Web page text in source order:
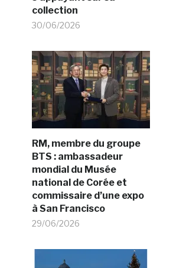
collection
30/06/2026
RM, membre du groupe
BTS : ambassadeur
mondial du Musée
national de Corée et
commissaire d’une expo
à San Francisco
29/06/2026